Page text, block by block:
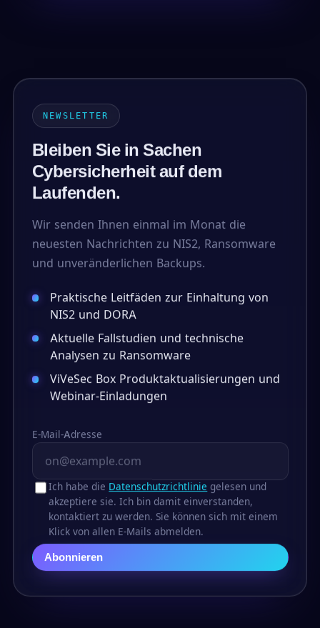
NEWSLETTER
Bleiben Sie in Sachen
Cybersicherheit auf dem
Laufenden.
Wir senden Ihnen einmal im Monat die
neuesten Nachrichten zu NIS2, Ransomware
und unveränderlichen Backups.
Praktische Leitfäden zur Einhaltung von
NIS2 und DORA
Aktuelle Fallstudien und technische
Analysen zu Ransomware
ViVeSec Box Produktaktualisierungen und
Webinar-Einladungen
E-Mail-Adresse
Ich habe die Datenschutzrichtlinie gelesen und
akzeptiere sie. Ich bin damit einverstanden,
kontaktiert zu werden. Sie können sich mit einem
Klick von allen E-Mails abmelden.
Abonnieren